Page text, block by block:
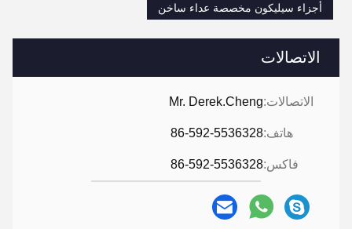
الاتصالات
الاتصالات:Mr. Derek.Cheng
هاتف:86-592-5536328
فاكس:86-592-5536328
أجزاء سيليكون مخصصة عداء ساخن